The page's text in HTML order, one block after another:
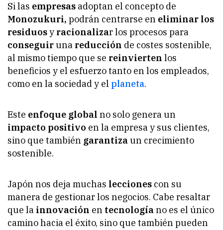
Si las empresas adoptan el concepto de
Monozukuri, podrán centrarse en eliminar los
residuosy racionalizar los procesos para
conseguiruna reducción de costes sostenible,
al mismo tiempo que se reinvierten los
beneficios y el esfuerzo tanto en los empleados,
como en la sociedad y el planeta.
Este enfoque global no solo genera un
impacto positivo en la empresa y sus clientes,
sino que también garantizaun crecimiento
sostenible.
Japón nos deja muchas lecciones con su
manera de gestionar los negocios. Cabe resaltar
que la innovación en tecnologíano es el único
camino hacia el éxito, sino que también pueden